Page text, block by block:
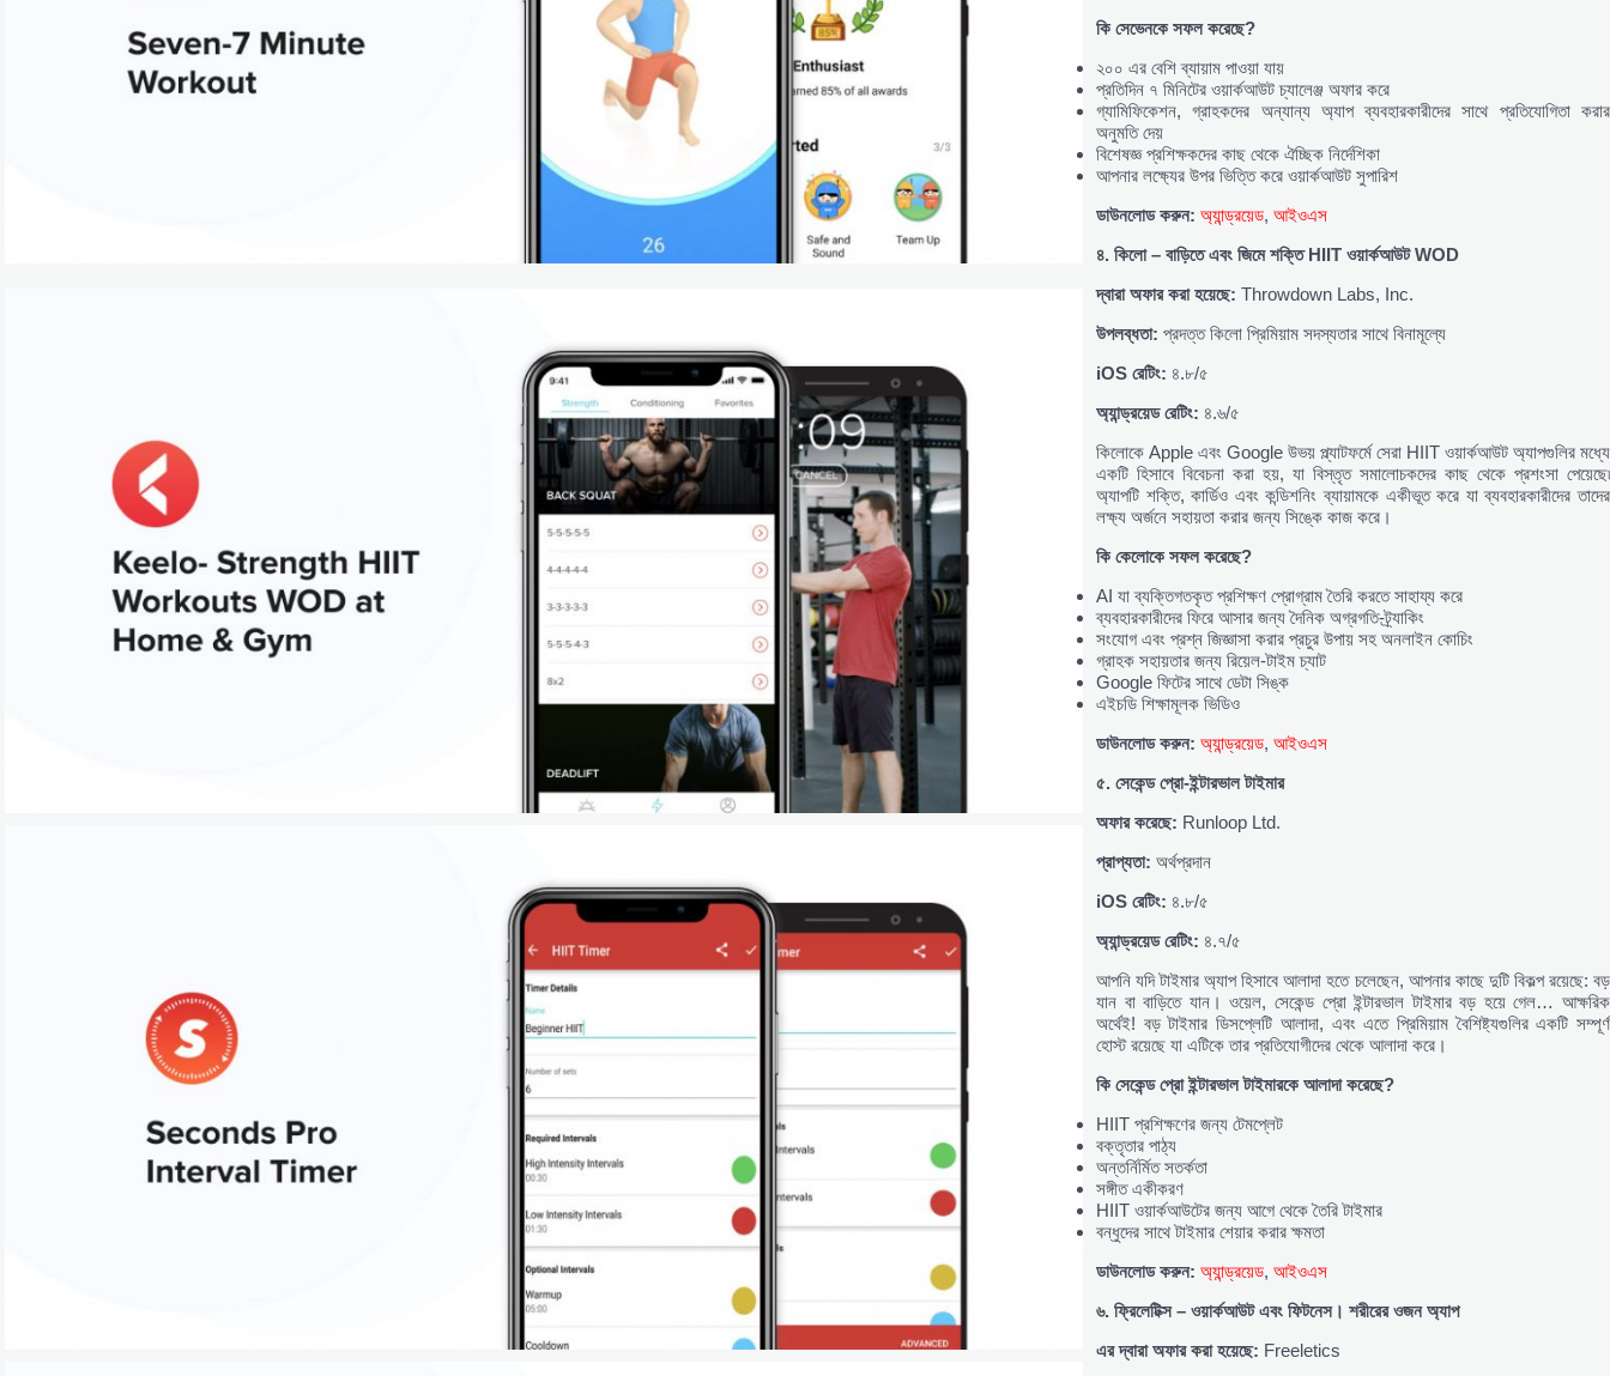
কিসেভেনকেসফলকরেছে?
২০০ এর বেশি ব্যায়াম পাওয়া যায়
প্রতিদিন ৭ মিনিটের ওয়ার্কআউট চ্যালেঞ্জ অফার করে
গ্যামিফিকেশন, গ্রাহকদের অন্যান্য অ্যাপ ব্যবহারকারীদের সাথে প্রতিযোগিতা করার
অনুমতি দেয়
বিশেষজ্ঞ প্রশিক্ষকদের কাছ থেকে ঐচ্ছিক নির্দেশিকা
আপনার লক্ষ্যের উপর ভিত্তি করে ওয়ার্কআউট সুপারিশ
ডাউনলোডকরুন: অ্যান্ড্রয়েড, আইওএস
৪. কিলো – বাড়িতেএবং জিমেশক্তি HIIT ওয়ার্কআউট WOD
দ্বারাঅফারকরাহয়েছে: Throwdown Labs, Inc.
উপলব্ধতা: প্রদত্ত কিলো প্রিমিয়াম সদস্যতার সাথে বিনামূল্যে
iOS রেটিং: ৪.৮/৫
অ্যান্ড্রয়েডরেটিং: ৪.৬/৫
কিলোকে Apple এবং Google উভয় প্ল্যাটফর্মে সেরা HIIT ওয়ার্কআউট অ্যাপগুলির মধ্যে
একটি হিসাবে বিবেচনা করা হয়, যা বিস্তৃত সমালোচকদের কাছ থেকে প্রশংসা পেয়েছে৷
অ্যাপটি শক্তি, কার্ডিও এবং কন্ডিশনিং ব্যায়ামকে একীভূত করে যা ব্যবহারকারীদের তাদের
লক্ষ্য অর্জনে সহায়তা করার জন্য সিঙ্কে কাজ করে।
কিকেলোকেসফলকরেছে?
AI যা ব্যক্তিগতকৃত প্রশিক্ষণ প্রোগ্রাম তৈরি করতে সাহায্য করে
ব্যবহারকারীদের ফিরে আসার জন্য দৈনিক অগ্রগতি-ট্র্যাকিং
সংযোগ এবং প্রশ্ন জিজ্ঞাসা করার প্রচুর উপায় সহ অনলাইন কোচিং
গ্রাহক সহায়তার জন্য রিয়েল-টাইম চ্যাট
Google ফিটের সাথে ডেটা সিঙ্ক
এইচডি শিক্ষামূলক ভিডিও
ডাউনলোডকরুন: অ্যান্ড্রয়েড, আইওএস
৫. সেকেন্ডপ্রো-ইন্টারভালটাইমার
অফারকরেছে: Runloop Ltd.
প্রাপ্যতা: অর্থপ্রদান
iOS রেটিং: ৪.৮/৫
অ্যান্ড্রয়েডরেটিং: ৪.৭/৫
আপনি যদি টাইমার অ্যাপ হিসাবে আলাদা হতে চলেছেন, আপনার কাছে দুটি বিকল্প রয়েছে: বড়
যান বা বাড়িতে যান। ওয়েল, সেকেন্ড প্রো ইন্টারভাল টাইমার বড় হয়ে গেল… আক্ষরিক
অর্থেই! বড় টাইমার ডিসপ্লেটি আলাদা, এবং এতে প্রিমিয়াম বৈশিষ্ট্যগুলির একটি সম্পূর্ণ
হোস্ট রয়েছে যা এটিকে তার প্রতিযোগীদের থেকে আলাদা করে।
কিসেকেন্ডপ্রোইন্টারভালটাইমারকেআলাদাকরেছে?
HIIT প্রশিক্ষণের জন্য টেমপ্লেট
বক্তৃতার পাঠ্য
অন্তর্নির্মিত সতর্কতা
সঙ্গীত একীকরণ
HIIT ওয়ার্কআউটের জন্য আগে থেকে তৈরি টাইমার
বন্ধুদের সাথে টাইমার শেয়ার করার ক্ষমতা
ডাউনলোডকরুন: অ্যান্ড্রয়েড, আইওএস
৬. ফ্রিলেটিক্স – ওয়ার্কআউটএবং ফিটনেস। শরীরেরওজনঅ্যাপ
এরদ্বারাঅফারকরাহয়েছে: Freeletics